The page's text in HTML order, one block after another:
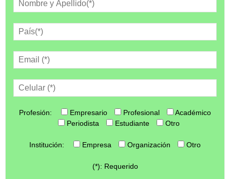
Profesión: Empresario Profesional
Académico
Periodista
Estudiante Otro
Institución: Empresa Organización Otro
(*): Requerido